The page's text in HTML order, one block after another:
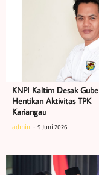
KNPI Kaltim Desak
Hentikan Aktivitas TPK
Kariangau
admin 9 Juni 2026